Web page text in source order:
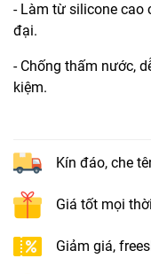
- Làm từ silicone cao
đại.
- Chống thấm nước,
kiệm.
Kín đáo, che
Giá tốt mọi
Giảm giá,